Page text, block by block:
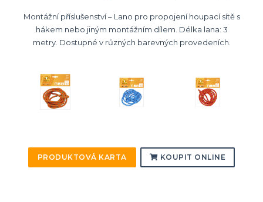
Montážní příslušenství – Lano pro propojení houpací sítě s
hákem nebo jiným montážním dílem. Délka lana: 3
metry. Dostupné v různých barevných provedeních.
PRODUKTOVÁ KARTA KOUPIT ONLINE